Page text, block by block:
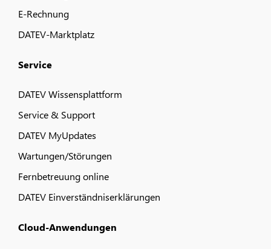
E-Rechnung
DATEV-Marktplatz
Service
DATEV Wissensplattform
Service & Support
DATEV MyUpdates
Wartungen/Störungen
Fernbetreuung online
DATEV Einverständniserklärungen
Cloud-Anwendungen